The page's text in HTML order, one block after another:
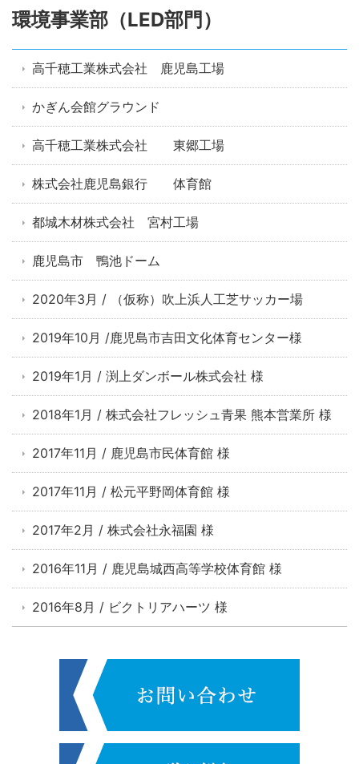
環境事業部（LED部門）
高千穂工業株式会社 鹿児島工場
かぎん会館グラウンド
高千穂工業株式会社 東郷工場
株式会社鹿児島銀行 体育館
都城木材株式会社 宮村工場
鹿児島市 鴨池ドーム
2020年3月 / （仮称）吹上浜人工芝サッカー場
2019年10月 /鹿児島市吉田文化体育センター様
2019年1月 / 渕上ダンボール株式会社 様
2018年1月 / 株式会社フレッシュ青果 熊本営業所 様
2017年11月 / 鹿児島市民体育館 様
2017年11月 / 松元平野岡体育館 様
2017年2月 / 株式会社永福園 様
2016年11月 / 鹿児島城西高等学校体育館 様
2016年8月 / ビクトリアハーツ 様